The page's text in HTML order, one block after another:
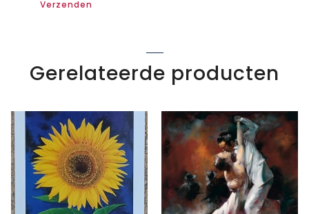
Gerelateerde producten